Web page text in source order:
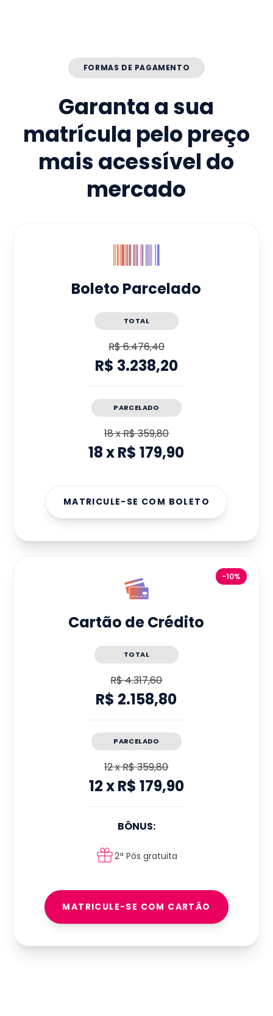
FORMAS DE PAGAMENTO
Garanta a sua
matrícula pelo preço
mais acessível do
mercado
Boleto Parcelado
TOTAL
R$ 6.476,40
R$ 3.238,20
PARCELADO
18xR$ 359,80
18xR$ 179,90
MATRICULE-SE COM BOLETO
-10%
Cartão de Crédito
TOTAL
R$ 4.317,60
R$ 2.158,80
PARCELADO
12xR$ 359,80
12xR$ 179,90
BÔNUS:
2ª Pós gratuita
MATRICULE-SE COM CARTÃO